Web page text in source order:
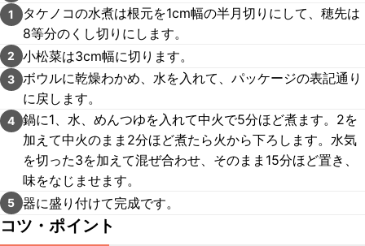
1
タケノコの水煮は根元を1cm幅の半月切りにして、穂先は
8等分のくし切りにします。
2 小松菜は3cm幅に切ります。
3 ボウルに乾燥わかめ、水を入れて、パッケージの表記通り
に戻します。
4 鍋に1、水、めんつゆを入れて中火で5分ほど煮ます。2を
加えて中火のまま2分ほど煮たら火から下ろします。水気
を切った3を加えて混ぜ合わせ、そのまま15分ほど置き、
味をなじませます。
5 器に盛り付けて完成です。
コツ・ポイント